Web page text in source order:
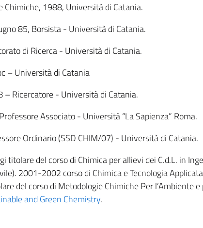
1988, Università di Catania.
85, Borsista - Università di Catania.
di Ricerca - Università di Catania.
– Università di Catania
Ricercatore - Università di Catania.
Associato - Università “La Sapienza” Roma.
Ordinario (SSD CHIM/07) - Università di Catania.
titolare del corso di Chimica per allievi dei C.d.L. in
2001-2002 corso di Chimica e Tecnologia
del corso di Metodologie Chimiche Per l’Ambiente e
and Green Chemistry.